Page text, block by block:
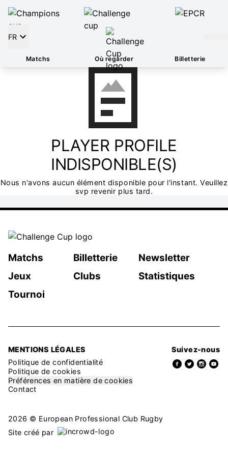
FR
Matchs Où regarder Billetterie
PLAYER PROFILE
INDISPONIBLE(S)
Nous n'avons aucun élément disponible pour l'instant. Veuillez
svp revenir plus tard.
Matchs Billetterie
Newsletter
Jeux
Clubs
Statistiques
Tournoi
MENTIONS LÉGALES
Politique de confidentialité
Politique de cookies
Préférences en matière de cookies
Contact
Suivez-nous
2026 © European Professional Club Rugby
Site créé par